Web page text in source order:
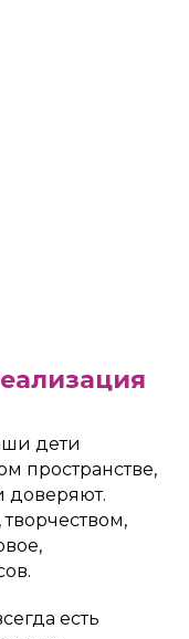
дети
пространстве,
доверяют.
есть